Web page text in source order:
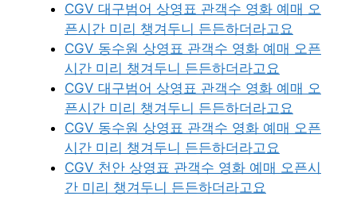
CGV 대구범어 상영표 관객수 영화 예매 오
픈시간 미리 챙겨두니 든든하더라고요
CGV 동수원 상영표 관객수 영화 예매 오픈
시간 미리 챙겨두니 든든하더라고요
CGV 대구범어 상영표 관객수 영화 예매 오
픈시간 미리 챙겨두니 든든하더라고요
CGV 동수원 상영표 관객수 영화 예매 오픈
시간 미리 챙겨두니 든든하더라고요
CGV 천안 상영표 관객수 영화 예매 오픈시
간 미리 챙겨두니 든든하더라고요